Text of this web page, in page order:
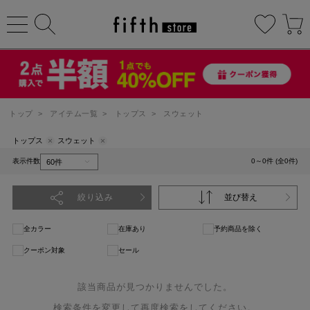
トップ > アイテム一覧 > トップス > スウェット
トップス スウェット
表示件数 0～0件 (全0件)
絞り込み 並び替え
全カラー 在庫あり 予約商品を除く
クーポン対象 セール
該当商品が見つかりませんでした。
検索条件を変更して再度検索をしてください。